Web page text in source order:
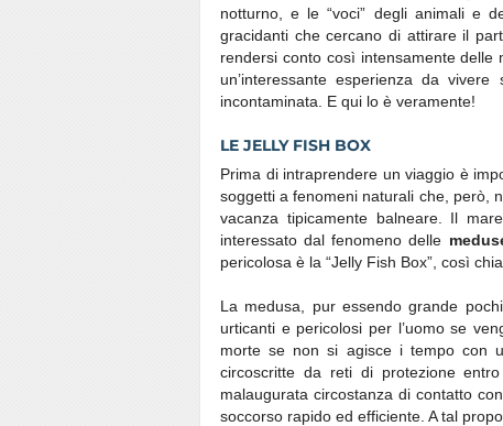
notturno, e le “voci” degli animali e
gracidanti che cercano di attirare il
rendersi conto così intensamente
un’interessante esperienza da
incontaminata. E qui lo è veramente!
LE JELLY FISH BOX
Prima di intraprendere un viaggio è
soggetti a fenomeni naturali che, però,
vacanza tipicamente balneare. Il
interessato dal fenomeno delle
pericolosa è la “Jelly Fish Box”, così
La medusa, pur essendo grande
urticanti e pericolosi per l’uomo se
morte se non si agisce i tempo con
circoscritte da reti di protezione
malaugurata circostanza di contatto
soccorso rapido ed efficiente. A tal